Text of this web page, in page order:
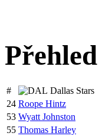
# Dallas Stars
24 Roope Hintz
53 Wyatt Johnston
55 Thomas Harley